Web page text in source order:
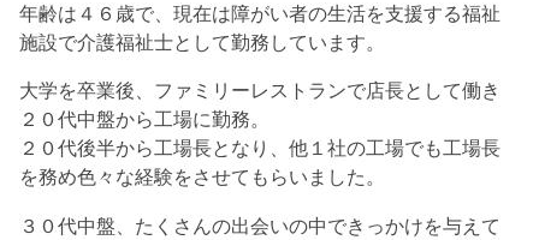
年齢は４６歳で、現在は障がい者の生活を支援する福祉
施設で介護福祉士として勤務しています。
大学を卒業後、ファミリーレストランで店長として働き
２０代中盤から工場に勤務。
２０代後半から工場長となり、他１社の工場でも工場長
を務め色々な経験をさせてもらいました。
３０代中盤、たくさんの出会いの中できっかけを与えて